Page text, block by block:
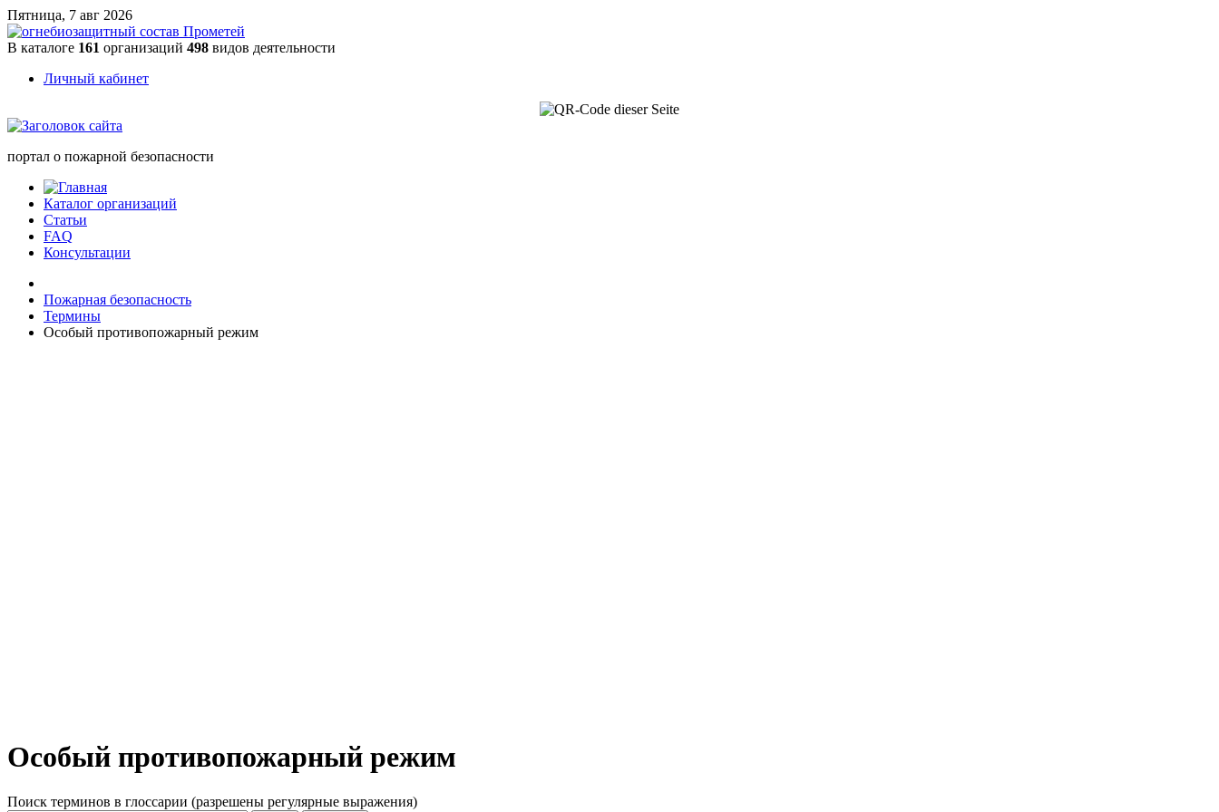
Пятница, 7 авг 2026
В каталоге 161 организаций 498 видов деятельности
Личный кабинет
портал о пожарной безопасности
Каталог организаций
Статьи
FAQ
Консультации
Пожарная безопасность
Термины
Особый противопожарный режим
Особый противопожарный режим
Поиск терминов в глоссарии (разрешены регулярные выражения)